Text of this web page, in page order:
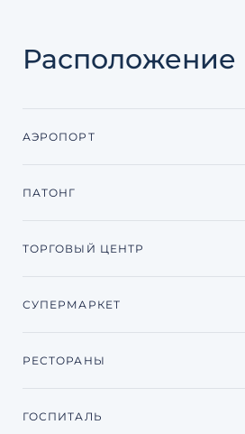
Расположение
АЭРОПОРТ
ПАТОНГ
ТОРГОВЫЙ ЦЕНТР
СУПЕРМАРКЕТ
РЕСТОРАНЫ
ГОСПИТАЛЬ